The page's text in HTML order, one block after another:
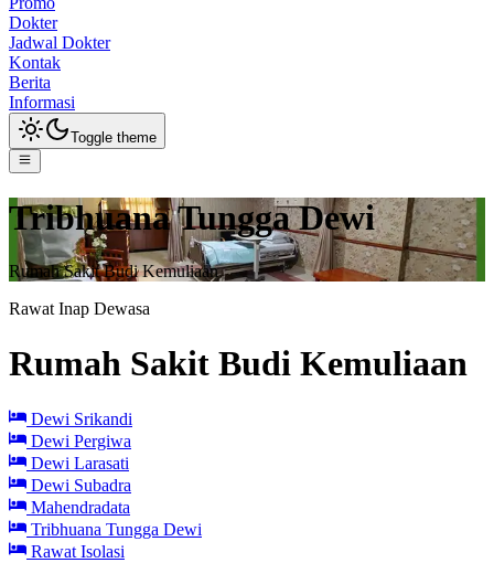
Dokter
Jadwal Dokter
Kontak
Berita
Informasi
Toggle theme
Tribhuana Tungga Dewi
Rumah Sakit Budi Kemuliaan
Rawat Inap Dewasa
Rumah Sakit Budi Kemuliaan
Dewi Srikandi
Dewi Pergiwa
Dewi Larasati
Dewi Subadra
Mahendradata
Tribhuana Tungga Dewi
Rawat Isolasi